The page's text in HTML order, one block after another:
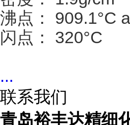
沸点： 909.1°C
闪点： 320°C
...
联系我们
青岛裕丰达精细